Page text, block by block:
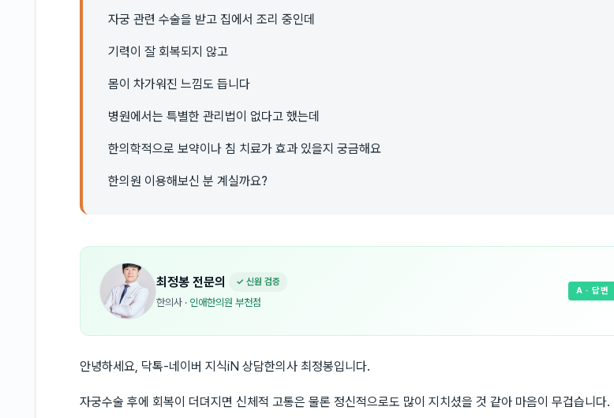
자궁 관련 수술을 받고 집에서 조리 중인데
기력이 잘 회복되지 않고
몸이 차가워진 느낌도 듭니다
병원에서는 특별한 관리법이 없다고 했는데
한의학적으로 보약이나 침 치료가 효과 있을지 궁금해요
한의원 이용해보신 분 계실까요?
최정봉 전문의 ✓ 신원 검증
한의사 · 인애한의원 부천점
A · 답변
안녕하세요, 닥톡-네이버 지식iN 상담한의사 최정봉입니다.
자궁수술 후에 회복이 더뎌지면 신체적 고통은 물론 정신적으로도 많이 지치셨을 것 같아 마음이 무겁습니다.